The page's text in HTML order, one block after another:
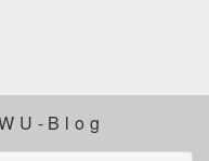
Blog